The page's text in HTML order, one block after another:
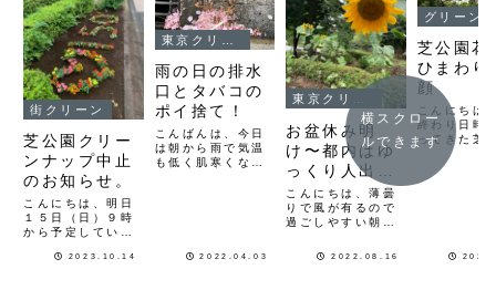
街クリーン
芝公園クリー
ンナップ中止
のお知らせ。
こんにちは、明日
１５日（日）９時
から予定してい
ーンナップ＆グリ
2023.10.14
雨の日の排水
口とタバコの
ポイ捨て！
こんばんは、今日
は朝から雨で気温
も低く肌寒くなり
リーンナップ」
2022.04.03
東京クリーンナップ
お盆休み明
け〜都内はゆ
っくり人出が
戻ってきてま
す。
こんにちは、薄曇
りで風が有るので
過ごしやすい朝で
うですね。お盆休
2022.08.16
芝公園花
ひまわり
顔
こんにちは
終わり日時
ってきた芝
す先日3日
の日にゴミ
なる思いを
ジがとても
横スクロー
ルできます